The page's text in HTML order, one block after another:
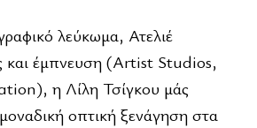
λεύκωμα, Ατελιέ
και έμπνευση (Artist Studios,
η Λίλη Τσίγκου μάς
οπτική ξενάγηση στα